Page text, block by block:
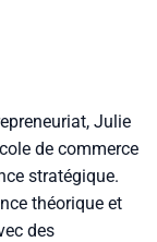
Julie
de commerce
stratégique.
théorique et
des